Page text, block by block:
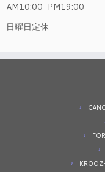
AM10:00-PM19:00
日曜日定休